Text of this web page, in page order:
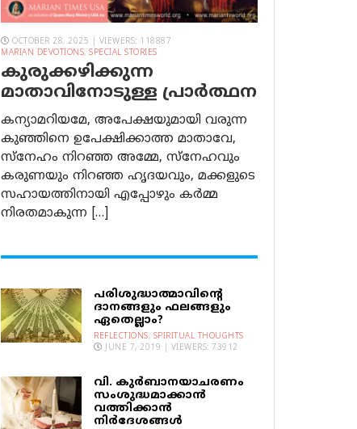
OCTOBER 28, 2025 | VIEWERS: 118887
MARIAN DEVOTIONS, SPECIAL STORIES
കുരുക്കഴിക്കുന്ന
മാതാവിനോടുള്ള പ്രാര്‍ത്ഥന
കന്യാമറിയമേ, അപേക്ഷയുമായി വരുന്ന
കുഞ്ഞിനെ ഉപേക്ഷിക്കാത്ത മാതാവേ,
സ്നേഹം നിറഞ്ഞ അമ്മേ, സ്നേഹവും
കരുണയും നിറഞ്ഞ ഹൃദയവും, മക്കളുടെ
സഹായത്തിനായി എപ്പോഴും കർമ്മ
നിരതമാകുന്ന […]
പരിശുദ്ധാത്മാവിന്റെ
ദാനങ്ങളും ഫലങ്ങളും
ഏതെല്ലാം?
REFLECTIONS, SPIRITUAL THOUGHTS
JUNE 7, 2019 | VIEWERS: 73912
വി. കുര്‍ബാനയാചരണം
സംശുദ്ധമാക്കാന്‍
വത്തിക്കാന്‍
നിര്‍ദേശങ്ങള്‍